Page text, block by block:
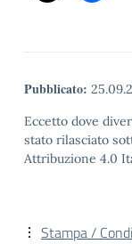
Pubblicato:
Eccetto dove
stato rilasciato
Attribuzione 4.0
Stampa /